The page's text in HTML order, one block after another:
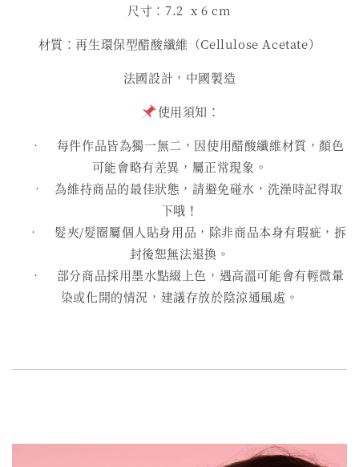
尺寸：7.2 x 6 cm
材質：再生環保型醋酸纖維（Cellulose Acetate）
法國設計，中國製造
使用須知：
• 每件作品皆為獨一無二，因使用醋酸纖維材質，顏色
可能會略有差異，屬正常現象。
• 為維持商品的最佳狀態，請避免碰水，洗澡時記得取
下哦！
• 髮夾/髮圈屬個人貼身用品，除非商品本身有瑕疵，拆
封後恕無法退換。
• 部分商品採用墨水點綴上色，遇高溫可能會有輕微暈
染或化開的情況，建議存放於陰涼通風處。